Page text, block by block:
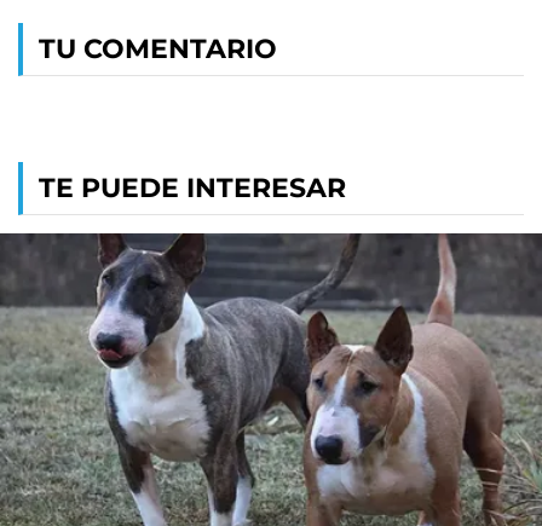
TU COMENTARIO
TE PUEDE INTERESAR